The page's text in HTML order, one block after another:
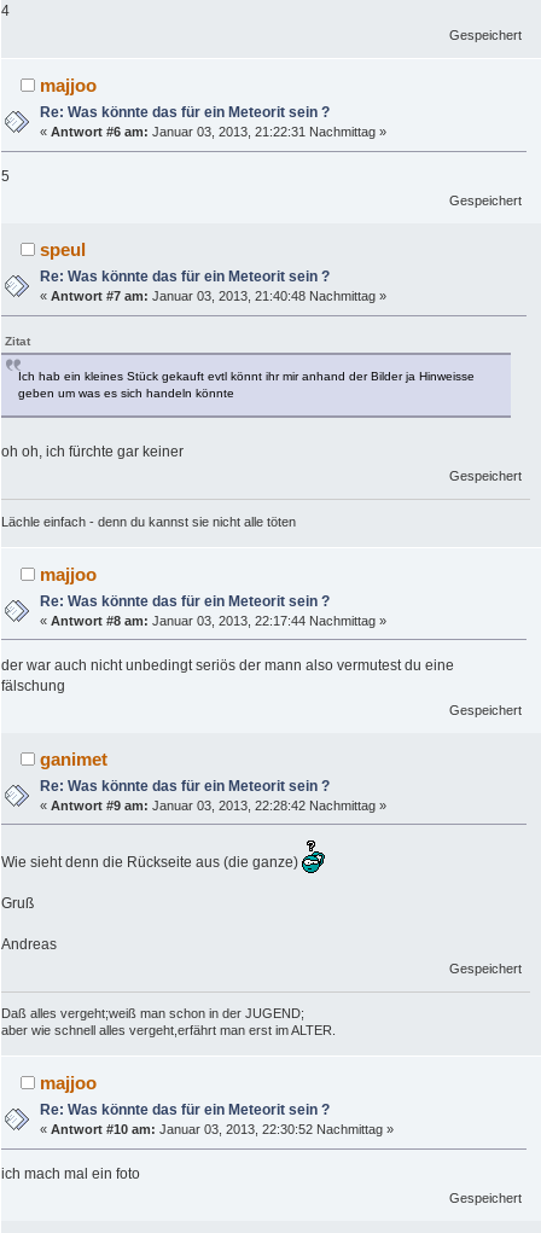
4
Gespeichert
majjoo
Re: Was könnte das für ein Meteorit sein ?
«Antwort #6 am: Januar 03, 2013, 21:22:31 Nachmittag »
5
Gespeichert
speul
Re: Was könnte das für ein Meteorit sein ?
«Antwort #7 am: Januar 03, 2013, 21:40:48 Nachmittag »
Zitat
Ich hab ein kleines Stück gekauft evtl könnt ihr mir anhand der Bilder ja Hinweisse
geben um was es sich handeln könnte
oh oh, ich fürchte gar keiner
Gespeichert
Lächle einfach - denn du kannst sie nicht alle töten
majjoo
Re: Was könnte das für ein Meteorit sein ?
«Antwort #8 am: Januar 03, 2013, 22:17:44 Nachmittag »
der war auch nicht unbedingt seriös der mann also vermutest du eine
fälschung
Gespeichert
ganimet
Re: Was könnte das für ein Meteorit sein ?
«Antwort #9 am: Januar 03, 2013, 22:28:42 Nachmittag »
Wie sieht denn die Rückseite aus (die ganze)
Gruß
Andreas
Gespeichert
Daß alles vergeht;weiß man schon in der JUGEND;
aber wie schnell alles vergeht,erfährt man erst im ALTER.
majjoo
Re: Was könnte das für ein Meteorit sein ?
«Antwort #10 am: Januar 03, 2013, 22:30:52 Nachmittag »
ich mach mal ein foto
Gespeichert